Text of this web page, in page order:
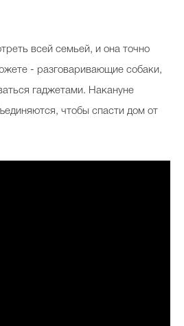
всей семьей, и она точно
- разговаривающие собаки,
гаджетами. Накануне
чтобы спасти дом от